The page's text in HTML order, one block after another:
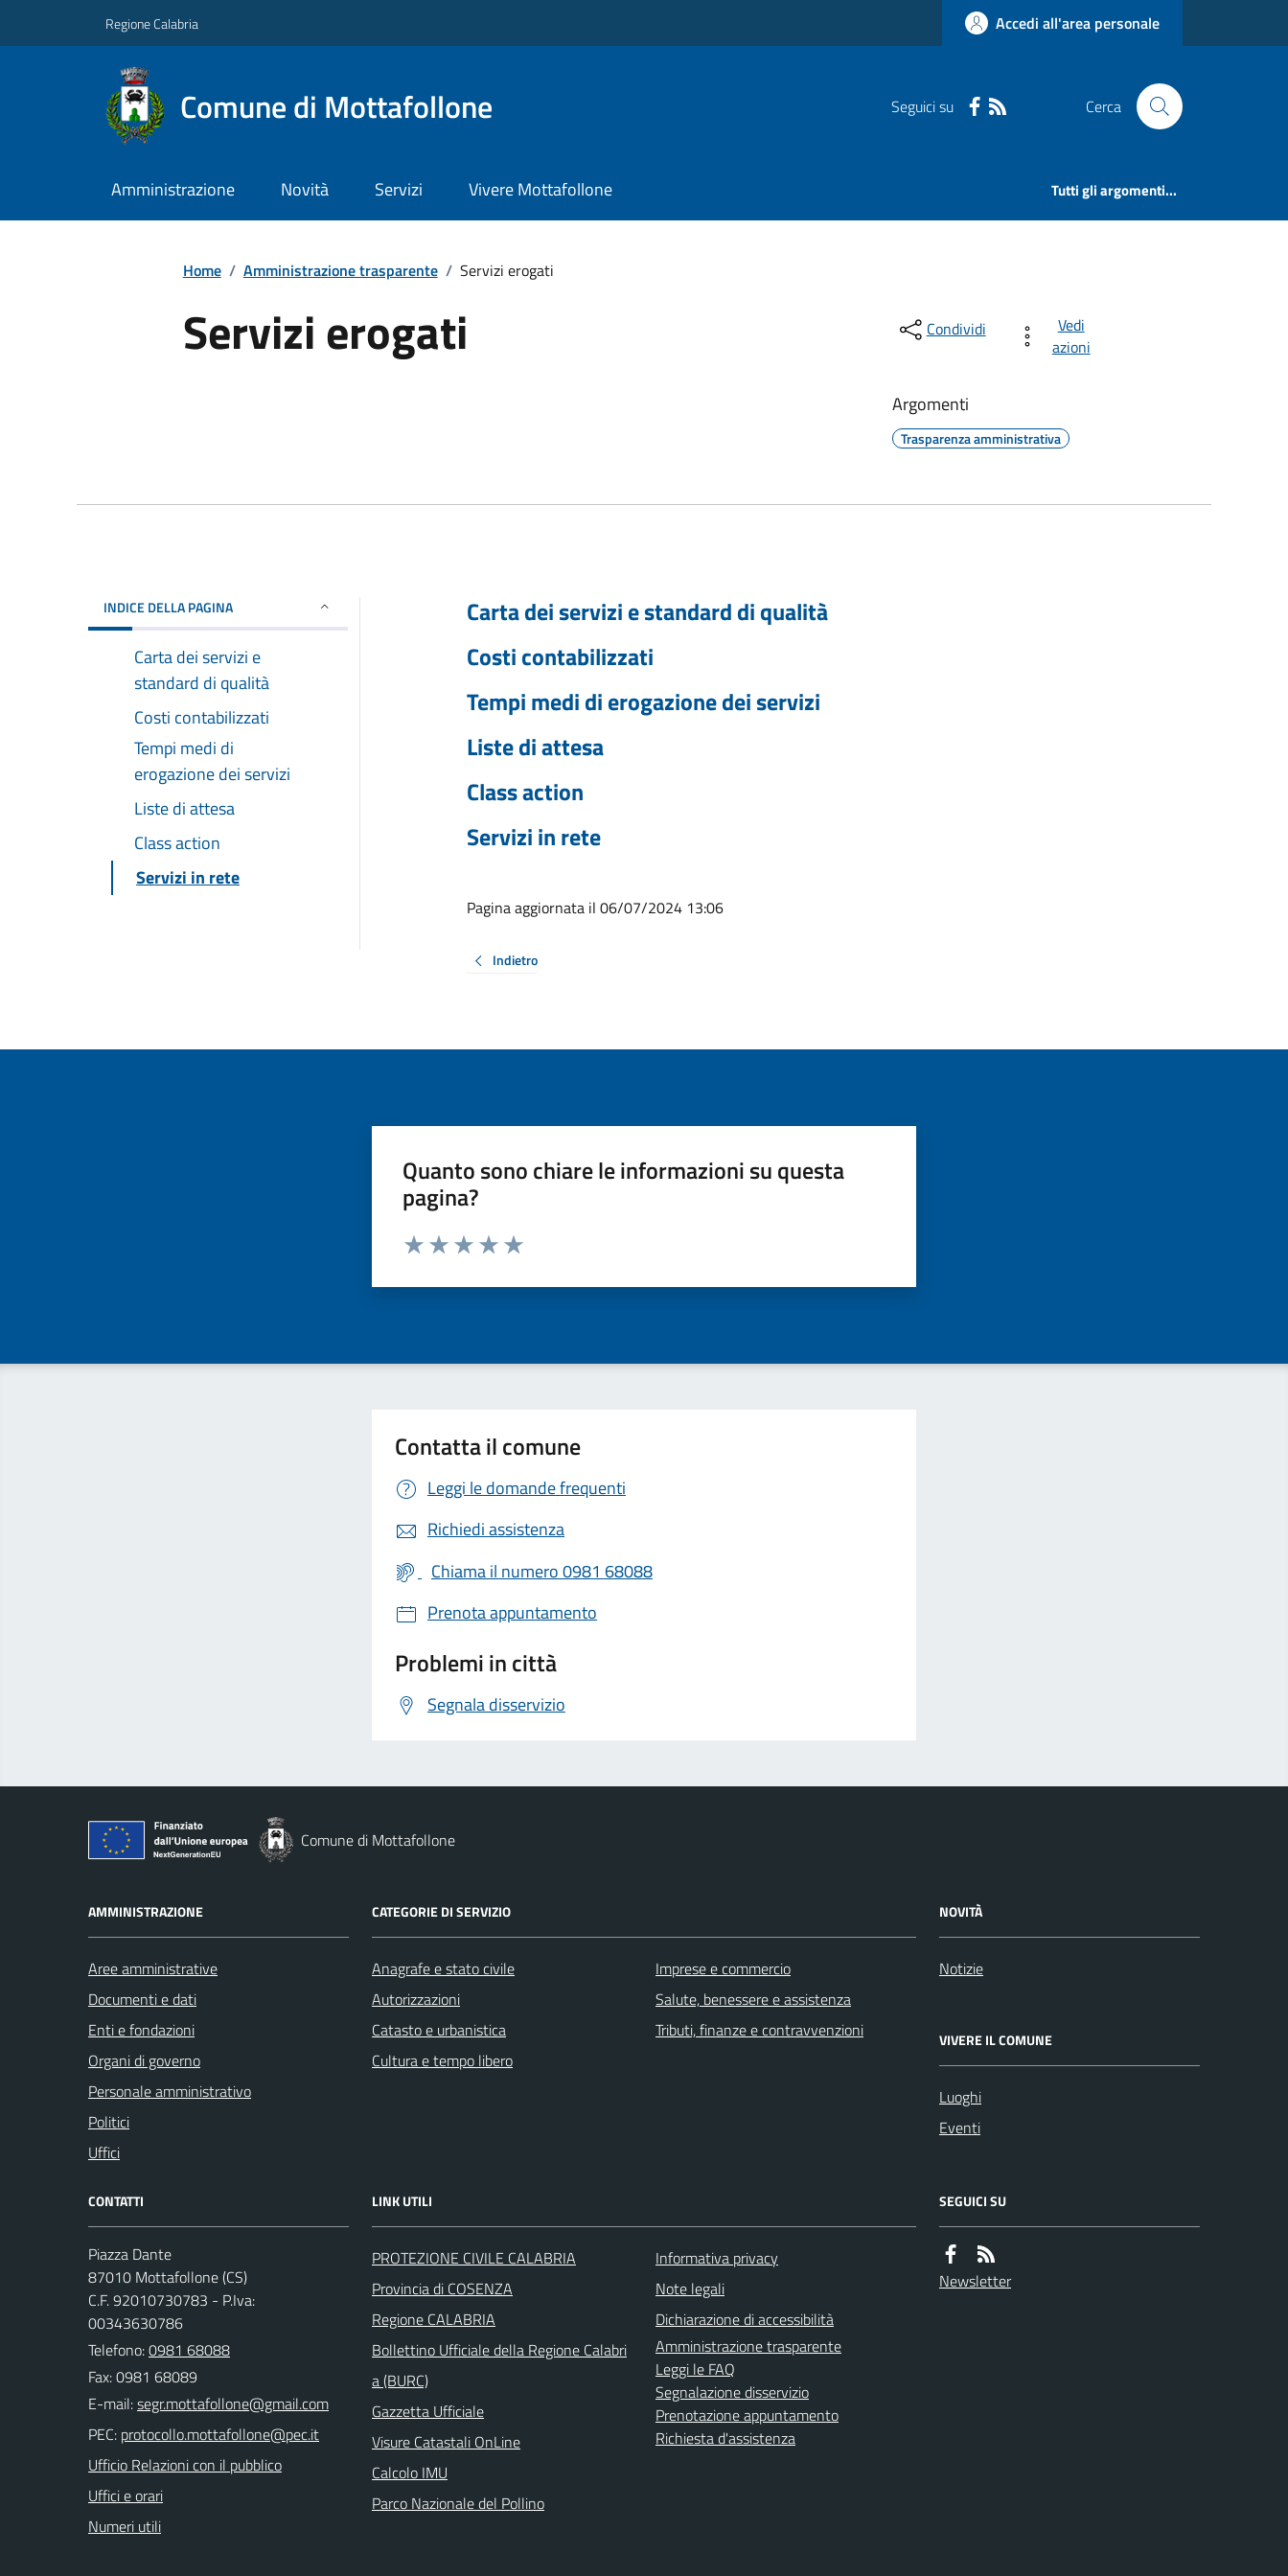
Regione Calabria Accedi all'area personale
Comune di Mottafollone Seguici su Cerca
Amministrazione Novità Servizi Vivere Mottafollone Tutti gli argomenti...
Home / Amministrazione trasparente / Servizi erogati
Servizi erogati Condividi
Vedi
azioni
Argomenti
Trasparenza amministrativa
INDICE DELLA PAGINA
Carta dei servizi e
standard di qualità
Costi contabilizzati
Tempi medi di
erogazione dei servizi
Liste di attesa
Class action
Servizi in rete
Carta dei servizi e standard di qualità
Costi contabilizzati
Tempi medi di erogazione dei servizi
Liste di attesa
Class action
Servizi in rete
Pagina aggiornata il 06/07/2024 13:06
Indietro
Quanto sono chiare le informazioni su questa
pagina?
Valuta da 1 a 5 stelle la pagina
Contatta il comune
Leggi le domande frequenti
Richiedi assistenza
Chiama il numero 0981 68088
Prenota appuntamento
Problemi in città
Segnala disservizio
Comune di Mottafollone
AMMINISTRAZIONE
Aree amministrative
Documenti e dati
Enti e fondazioni
Organi di governo
Personale amministrativo
Politici
Uffici
CATEGORIE DI SERVIZIO
Anagrafe e stato civile
Autorizzazioni
Catasto e urbanistica
Cultura e tempo libero
Imprese e commercio
Salute, benessere e assistenza
Tributi, finanze e contravvenzioni
NOVITÀ
Notizie
VIVERE IL COMUNE
Luoghi
Eventi
CONTATTI
Piazza Dante
87010 Mottafollone (CS)
C.F. 92010730783 - P.Iva:
00343630786
Telefono:0981 68088
Fax: 0981 68089
E-mail:
PEC:
Ufficio Relazioni con il pubblico
Uffici e orari
Numeri utili
LINK UTILI
PROTEZIONE CIVILE CALABRIA
Provincia di COSENZA
Regione CALABRIA
Bollettino Ufficiale della Regione Calabri
a (BURC)
Gazzetta Ufficiale
Visure Catastali OnLine
Calcolo IMU
Parco Nazionale del Pollino
Informativa privacy
Note legali
Dichiarazione di accessibilità
Amministrazione trasparente
Leggi le FAQ
Segnalazione disservizio
Prenotazione appuntamento
Richiesta d'assistenza
SEGUICI SU
Newsletter